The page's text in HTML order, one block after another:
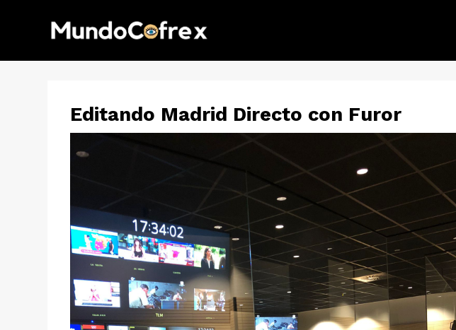
Editando Madrid Directo con Furor